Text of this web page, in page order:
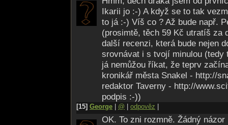
Ikarii jo :-) A když se to tak
to já :-) Víš co ? Až bude např.
(prosimtě, těch 59 Kč utratíš za
další recenzi, která bude nejen
srovnávat i s tvojí minulou (tedy
já nemůžou říkat, že teprv
kronikář města Snakel - http://
redaktor Taverny - http://
podpis :-))
[15] George @ odpověz
OK. To zni rozmně. Žádný